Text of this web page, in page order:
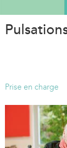
Prise en charge